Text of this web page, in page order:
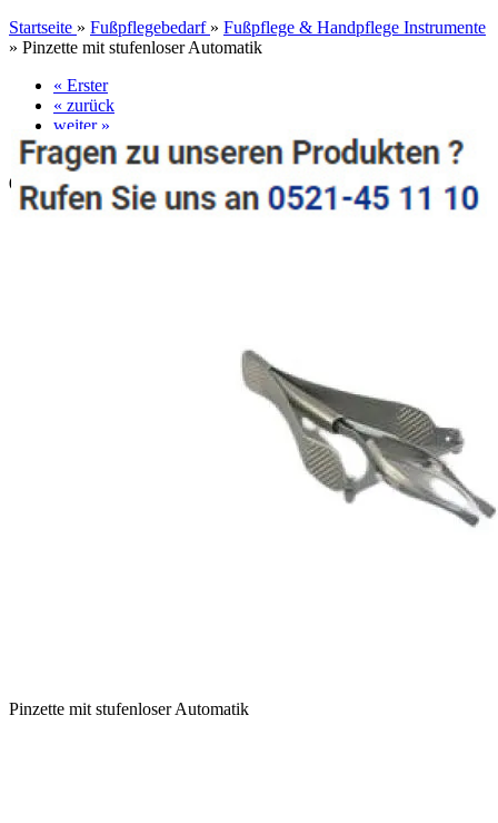
Startseite » Fußpflegebedarf » Fußpflege & Handpflege Instrumente
» Pinzette mit stufenloser Automatik
« Erster
« zurück
weiter »
Letzter »
68Artikel in dieser Kategorie
Pinzette mit stufenloser Automatik